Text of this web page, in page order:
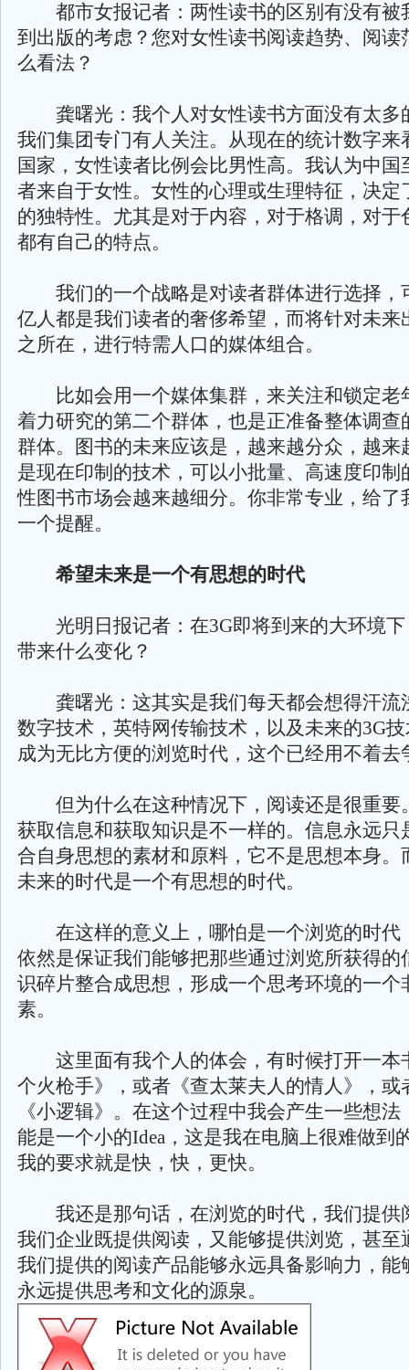
都市女报记者：两性读书的区别有没有被
到出版的考虑？您对女性读书阅读趋势、阅读
么看法？
龚曙光：我个人对女性读书方面没有太多
我们集团专门有人关注。从现在的统计数字来
国家，女性读者比例会比男性高。我认为中国
者来自于女性。女性的心理或生理特征，决定
的独特性。尤其是对于内容，对于格调，对于
都有自己的特点。
我们的一个战略是对读者群体进行选择，
亿人都是我们读者的奢侈希望，而将针对未来
之所在，进行特需人口的媒体组合。
比如会用一个媒体集群，来关注和锁定老
着力研究的第二个群体，也是正准备整体调查
群体。图书的未来应该是，越来越分众，越来
是现在印制的技术，可以小批量、高速度印制
性图书市场会越来越细分。你非常专业，给了
一个提醒。
希望未来是一个有思想的时代
光明日报记者：在3G即将到来的大环境下
带来什么变化？
龚曙光：这其实是我们每天都会想得汗流
数字技术，英特网传输技术，以及未来的3G
成为无比方便的浏览时代，这个已经用不着去
但为什么在这种情况下，阅读还是很重要
获取信息和获取知识是不一样的。信息永远只
合自身思想的素材和原料，它不是思想本身。
未来的时代是一个有思想的时代。
在这样的意义上，哪怕是一个浏览的时代
依然是保证我们能够把那些通过浏览所获得的
识碎片整合成思想，形成一个思考环境的一个
素。
这里面有我个人的体会，有时候打开一本
个火枪手》，或者《查太莱夫人的情人》，或
《小逻辑》。在这个过程中我会产生一些想
能是一个小的Idea，这是我在电脑上很难做到
我的要求就是快，快，更快。
我还是那句话，在浏览的时代，我们提供
我们企业既提供阅读，又能够提供浏览，甚至
我们提供的阅读产品能够永远具备影响力，能
永远提供思考和文化的源泉。